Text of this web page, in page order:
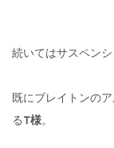
続いてはサスペンシ
既にブレイトンの
るT様。